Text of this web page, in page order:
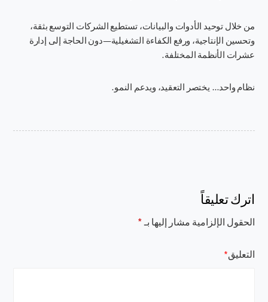
من خلال توحيد الأدوات والبيانات، تستطيع الشركات التوسع بثقة،
وتحسين الإنتاجية، ورفع الكفاءة التشغيلية—دون الحاجة إلى إدارة
عشرات الأنظمة المختلفة.
نظام واحد… يختصر التعقيد، ويدعم النمو.
اترك تعليقاً
الحقول الإلزامية مشار إليها بـ*
التعليق*